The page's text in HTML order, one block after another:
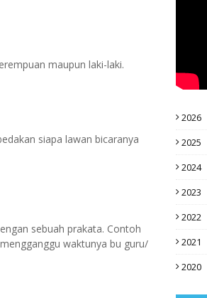
maupun laki-laki.
siapa lawan bicaranya
sebuah prakata. Contoh
waktunya bu guru/
2026
2025
2024
2023
2022
2021
2020